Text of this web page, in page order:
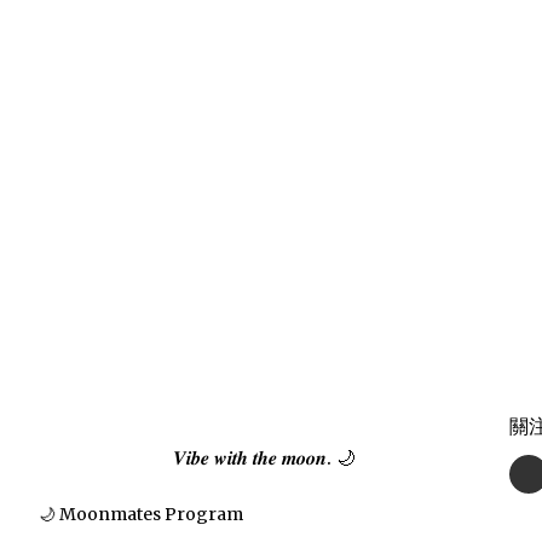
𝑽𝒊𝒃𝒆 𝒘𝒊𝒕𝒉 𝒕𝒉𝒆 𝒎𝒐𝒐𝒏. 🌙
🌙 Moonmates Program
關